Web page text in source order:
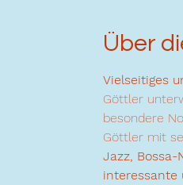
Über
Vielseitiges
Göttler
besondere
Göttler mit
Jazz,
interessante